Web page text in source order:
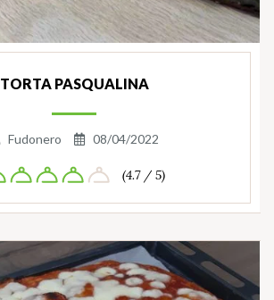
TORTA PASQUALINA
Fudonero 08/04/2022
(4.7 / 5)